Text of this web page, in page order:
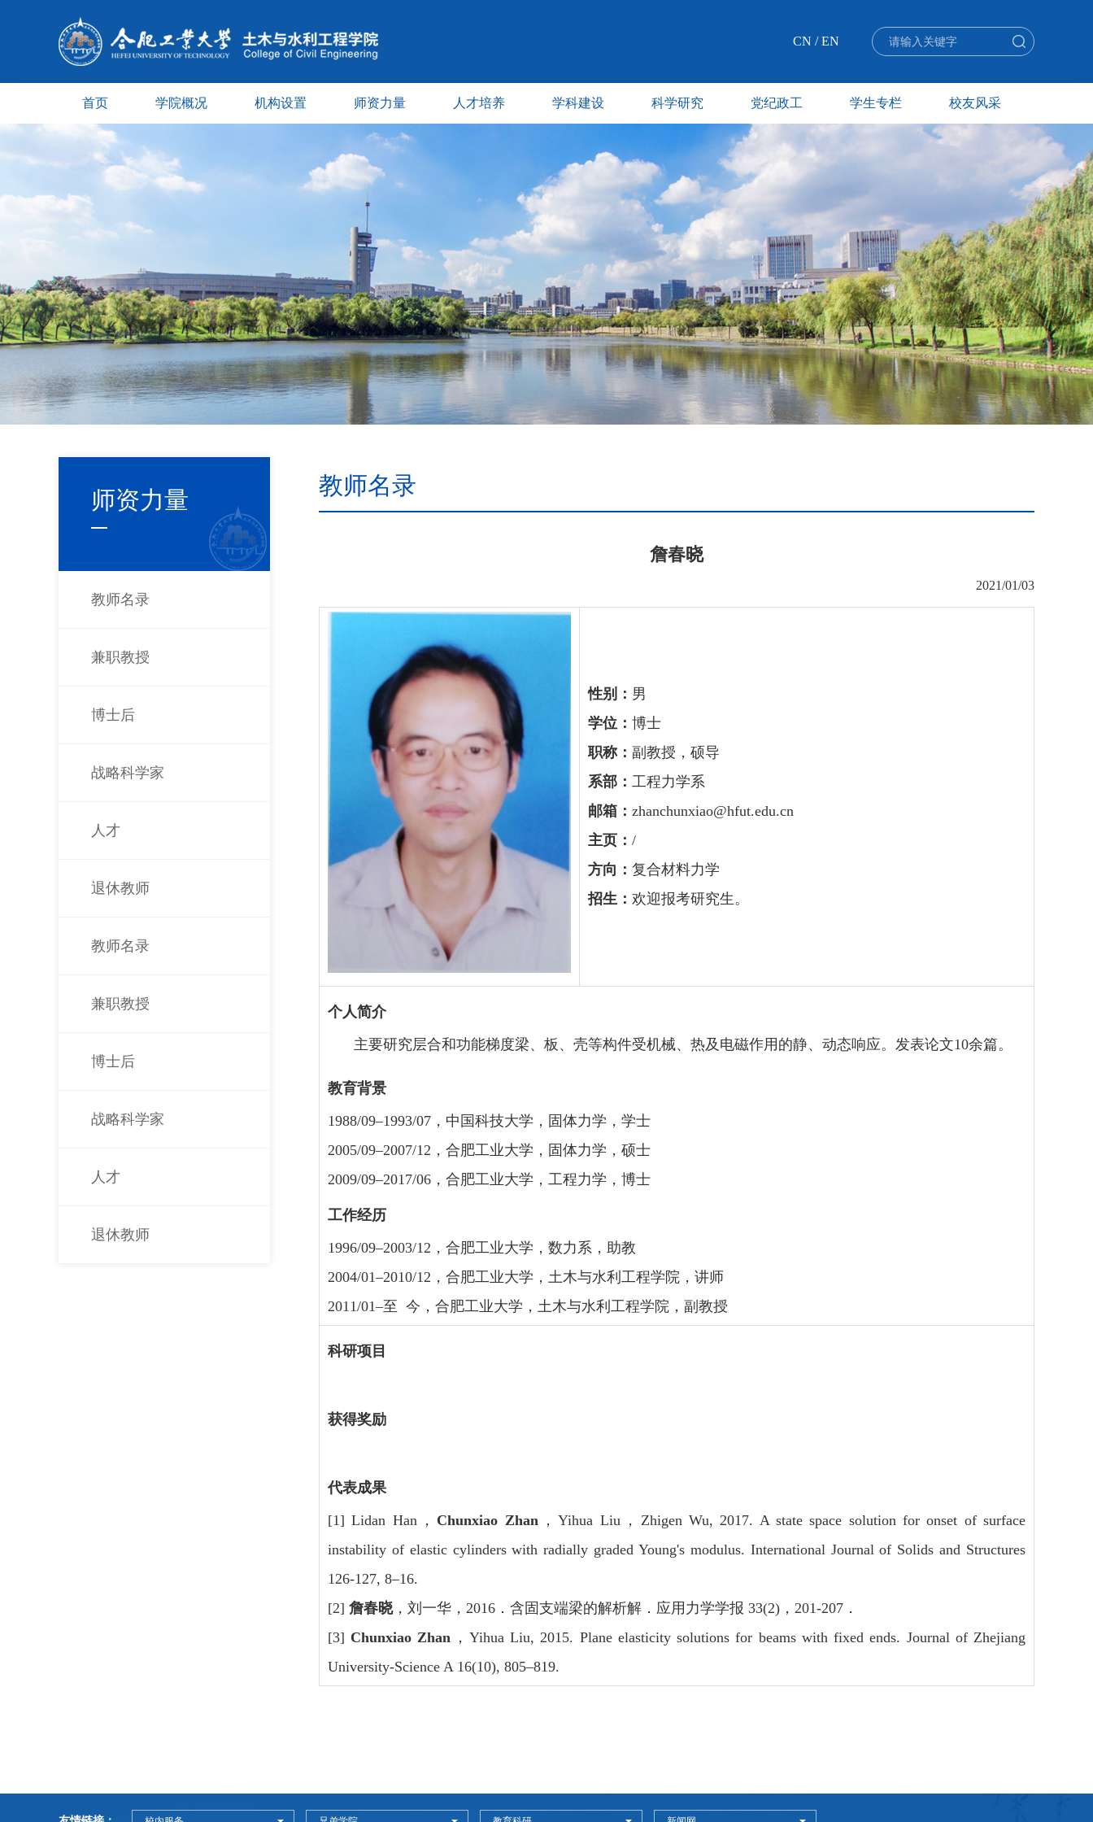
CN /EN
首页 学院概况 机构设置 师资力量 人才培养 学科建设 科学研究 党纪政工 学生专栏 校友风采
师资力量
教师名录
兼职教授
博士后
战略科学家
人才
退休教师
教师名录
兼职教授
博士后
战略科学家
人才
退休教师
教师名录
詹春晓
2021/01/03
性别： 男
学位： 博士
职称： 副教授，硕导
系部： 工程力学系
邮箱： zhanchunxiao@hfut.edu.cn
主页： /
方向： 复合材料力学
招生： 欢迎报考研究生。
个人简介
主要研究层合和功能梯度梁、板、壳等构件受机械、热及电磁作用的静、动态响应。发表论文10余篇。
教育背景
1988/09–1993/07，中国科技大学，固体力学，学士
2005/09–2007/12，合肥工业大学，固体力学，硕士
2009/09–2017/06，合肥工业大学，工程力学，博士
工作经历
1996/09–2003/12，合肥工业大学，数力系，助教
2004/01–2010/12，合肥工业大学，土木与水利工程学院，讲师
2011/01–至 今，合肥工业大学，土木与水利工程学院，副教授
科研项目
获得奖励
代表成果
[1] Lidan Han， Chunxiao Zhan，Yihua Liu，Zhigen Wu, 2017. A state space solution for onset of surface
instability of elastic cylinders with radially graded Young's modulus. International Journal of Solids and Structures
126-127, 8–16.
[2] 詹春晓，刘一华，2016．含固支端梁的解析解．应用力学学报 33(2)，201-207．
[3] Chunxiao Zhan ，Yihua Liu, 2015. Plane elasticity solutions for beams with fixed ends. Journal of Zhejiang
University-Science A 16(10), 805–819.